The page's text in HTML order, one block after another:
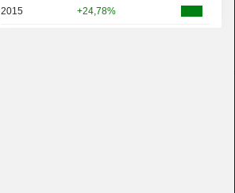
2015 +24,78%